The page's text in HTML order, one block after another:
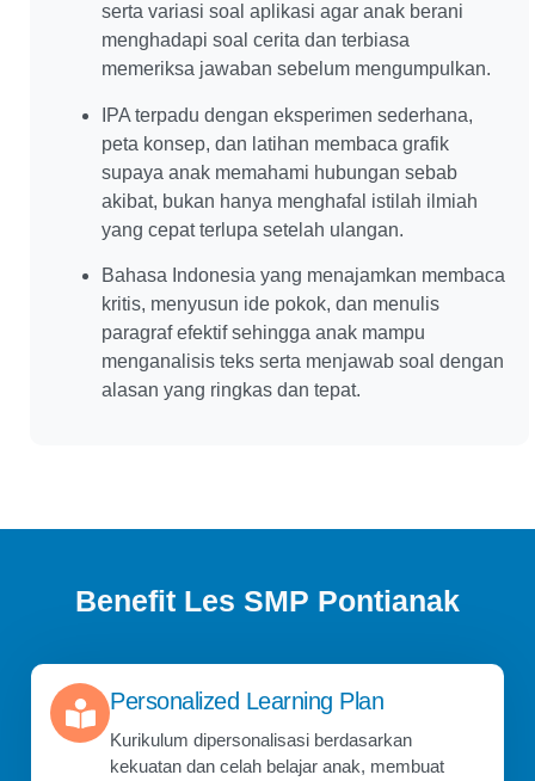
serta variasi soal aplikasi agar anak berani
menghadapi soal cerita dan terbiasa
memeriksa jawaban sebelum mengumpulkan.
IPA terpadu dengan eksperimen sederhana,
peta konsep, dan latihan membaca grafik
supaya anak memahami hubungan sebab
akibat, bukan hanya menghafal istilah ilmiah
yang cepat terlupa setelah ulangan.
Bahasa Indonesia yang menajamkan membaca
kritis, menyusun ide pokok, dan menulis
paragraf efektif sehingga anak mampu
menganalisis teks serta menjawab soal dengan
alasan yang ringkas dan tepat.
Benefit Les SMP Pontianak
Personalized Learning Plan
Kurikulum dipersonalisasi berdasarkan
kekuatan dan celah belajar anak, membuat